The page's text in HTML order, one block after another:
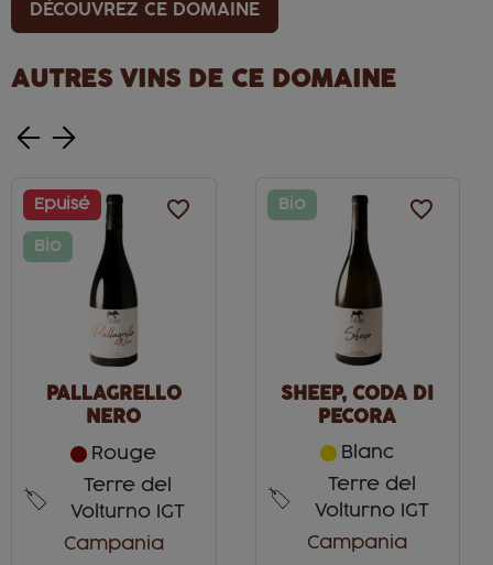
DÉCOUVREZ CE DOMAINE
AUTRES VINS DE CE DOMAINE
favorite_border
Epuisé
Bio
PALLAGRELLO
NERO
Rouge
Terre del
Volturno IGT
Campania
favorite_border
Bio
SHEEP, CODA DI
PECORA
Blanc
Terre del
Volturno IGT
Campania